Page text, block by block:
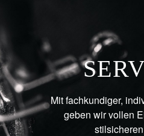
Mit fachkundiger,
geben wir vollen